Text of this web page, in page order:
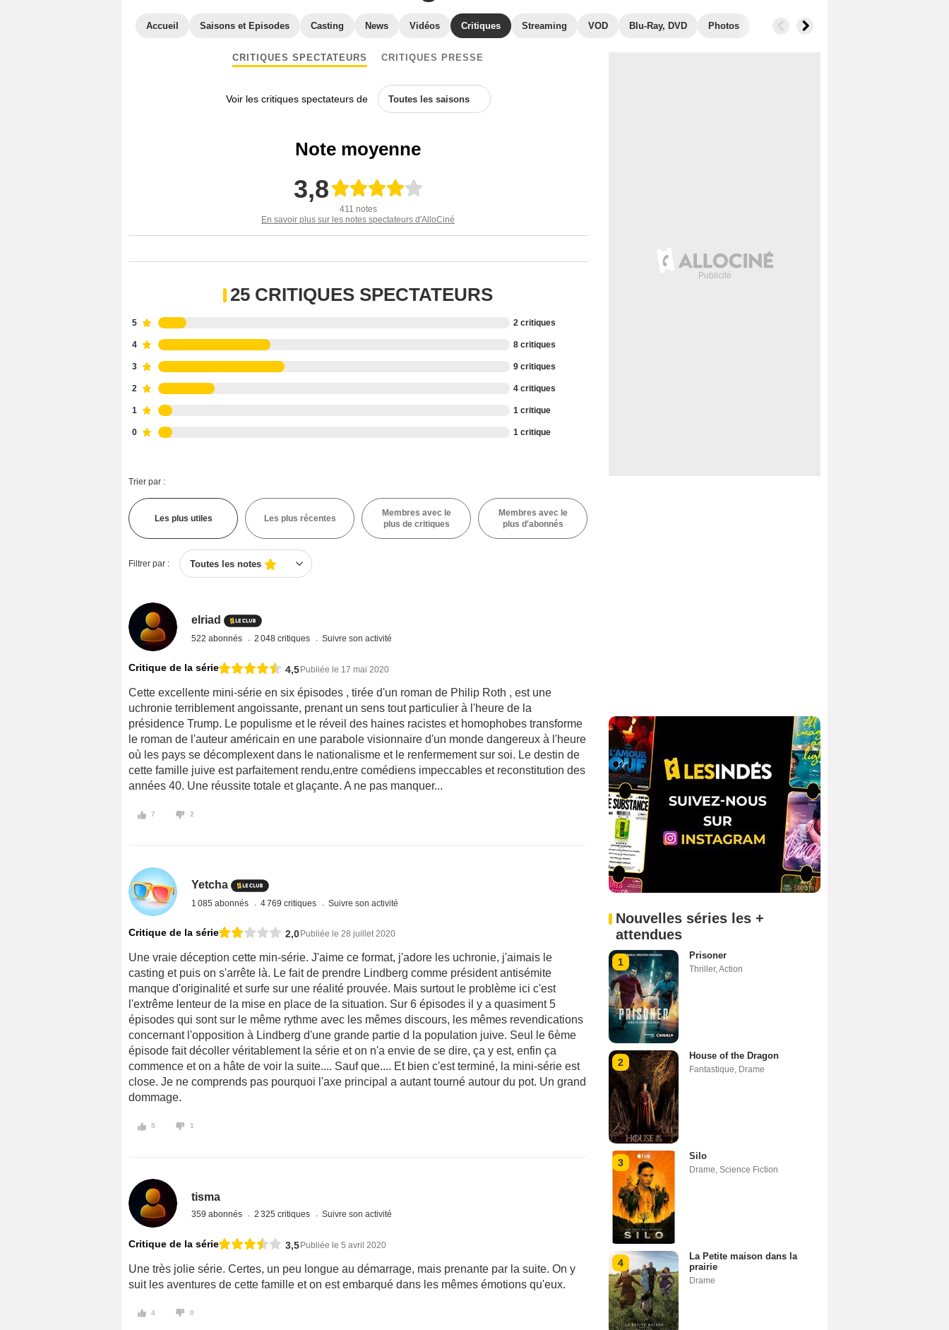
Accueil Saisons et Episodes Casting News Vidéos Critiques Streaming VOD Blu-Ray, DVD Photos
CRITIQUES SPECTATEURS CRITIQUES PRESSE
Voir les critiques spectateurs de Toutes les saisons
Note moyenne
3,8
411 notes
En savoir plus sur les notes spectateurs d'AlloCiné
25 CRITIQUES SPECTATEURS
5 2 critiques
4 8 critiques
3 9 critiques
2 4 critiques
1 1 critique
0 1 critique
Trier par :
Les plus utiles Les plus récentes
Membres avec le
plus de critiques
Membres avec le
plus d'abonnés
Filtrer par : Toutes les notes
elriad
522 abonnés 2 048 critiques Suivre son activité
Critique de la série 4,5Publiée le 17 mai 2020
Cette excellente mini-série en six épisodes , tirée d'un roman de Philip Roth , est une
uchronie terriblement angoissante, prenant un sens tout particulier à l'heure de la
présidence Trump. Le populisme et le réveil des haines racistes et homophobes transforme
le roman de l'auteur américain en une parabole visionnaire d'un monde dangereux à l'heure
où les pays se décomplexent dans le nationalisme et le renfermement sur soi. Le destin de
cette famille juive est parfaitement rendu,entre comédiens impeccables et reconstitution des
années 40. Une réussite totale et glaçante. A ne pas manquer...
7 2
Yetcha
1 085 abonnés 4 769 critiques Suivre son activité
Critique de la série 2,0 Publiée le 28 juillet 2020
Une vraie déception cette min-série. J'aime ce format, j'adore les uchronie, j'aimais le
casting et puis on s'arrête là. Le fait de prendre Lindberg comme président antisémite
manque d'originalité et surfe sur une réalité prouvée. Mais surtout le problème ici c'est
l'extrême lenteur de la mise en place de la situation. Sur 6 épisodes il y a quasiment 5
épisodes qui sont sur le même rythme avec les mêmes discours, les mêmes revendications
concernant l'opposition à Lindberg d'une grande partie d la population juive. Seul le 6ème
épisode fait décoller véritablement la série et on n'a envie de se dire, ça y est, enfin ça
commence et on a hâte de voir la suite.... Sauf que.... Et bien c'est terminé, la mini-série est
close. Je ne comprends pas pourquoi l'axe principal a autant tourné autour du pot. Un grand
dommage.
5 1
tisma
359 abonnés 2 325 critiques Suivre son activité
Critique de la série 3,5 Publiée le 5 avril 2020
Une très jolie série. Certes, un peu longue au démarrage, mais prenante par la suite. On y
suit les aventures de cette famille et on est embarqué dans les mêmes émotions qu'eux.
4 0
Nouvelles séries les +
attendues
1
Prisoner
Thriller,Action
2
House of the Dragon
Fantastique, Drame
3
Silo
Drame, Science Fiction
4
La Petite maison dans la
prairie
Drame